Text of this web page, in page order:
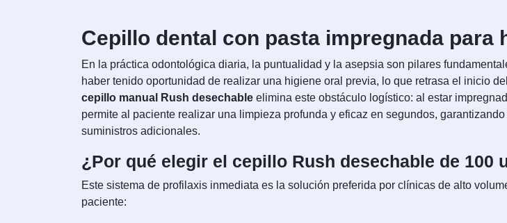
Cepillo dental con pasta impregnada para
En la práctica odontológica diaria, la puntualidad y la asepsia son pilares
haber tenido oportunidad de realizar una higiene oral previa, lo que retrasa el inicio
cepillo manual Rush desechable elimina este obstáculo logístico: al estar
permite al paciente realizar una limpieza profunda y eficaz en segundos,
suministros adicionales.
¿Por qué elegir el cepillo Rush desechable de 100
Este sistema de profilaxis inmediata es la solución preferida por clínicas de alto
paciente: